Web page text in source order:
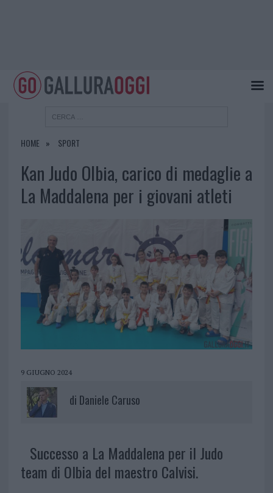
HOME SPORT
Kan Judo Olbia, carico di medaglie a
La Maddalena per i giovani atleti
9 GIUGNO 2024
di Daniele Caruso
Successo a La Maddalena per il Judo
team di Olbia del maestro Calvisi.